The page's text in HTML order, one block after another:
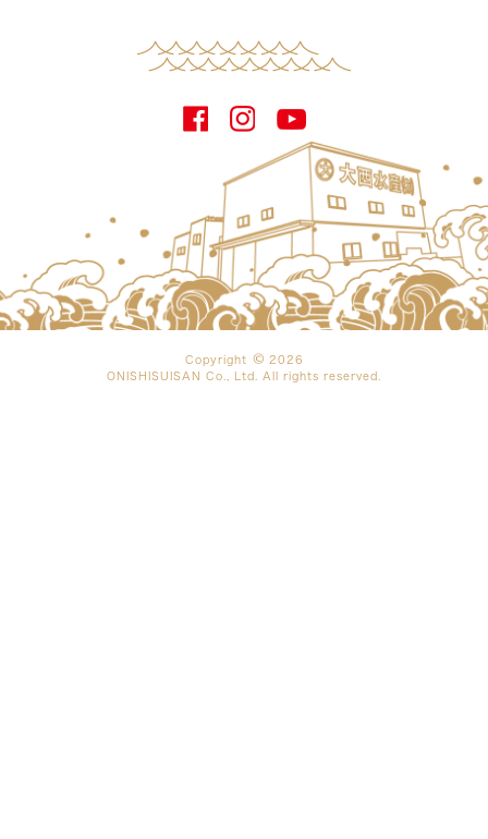
Copyright
2026
ONISHISUISAN Co., Ltd. All rights reserved.